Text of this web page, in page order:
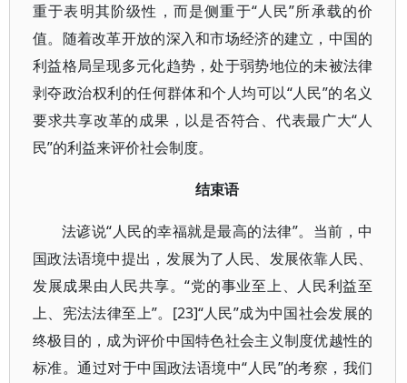
重于表明其阶级性，而是侧重于“人民”所承载的价
值。随着改革开放的深入和市场经济的建立，中国的
利益格局呈现多元化趋势，处于弱势地位的未被法律
剥夺政治权利的任何群体和个人均可以“人民”的名义
要求共享改革的成果，以是否符合、代表最广大“人
民”的利益来评价社会制度。
结束语
法谚说“人民的幸福就是最高的法律”。当前，中
国政法语境中提出，发展为了人民、发展依靠人民、
发展成果由人民共享。“党的事业至上、人民利益至
上、宪法法律至上”。[23]“人民”成为中国社会发展的
终极目的，成为评价中国特色社会主义制度优越性的
标准。通过对于中国政法语境中“人民”的考察，我们